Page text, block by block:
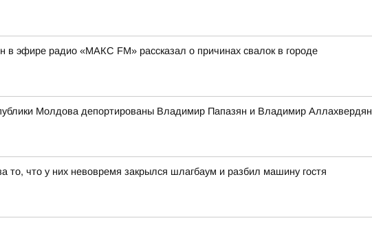
в эфире радио «МАКС FM» рассказал о причинах свалок в городе
Молдова депортированы Владимир Папазян и Владимир Аллахвердян
то, что у них невовремя закрылся шлагбаум и разбил машину гостя